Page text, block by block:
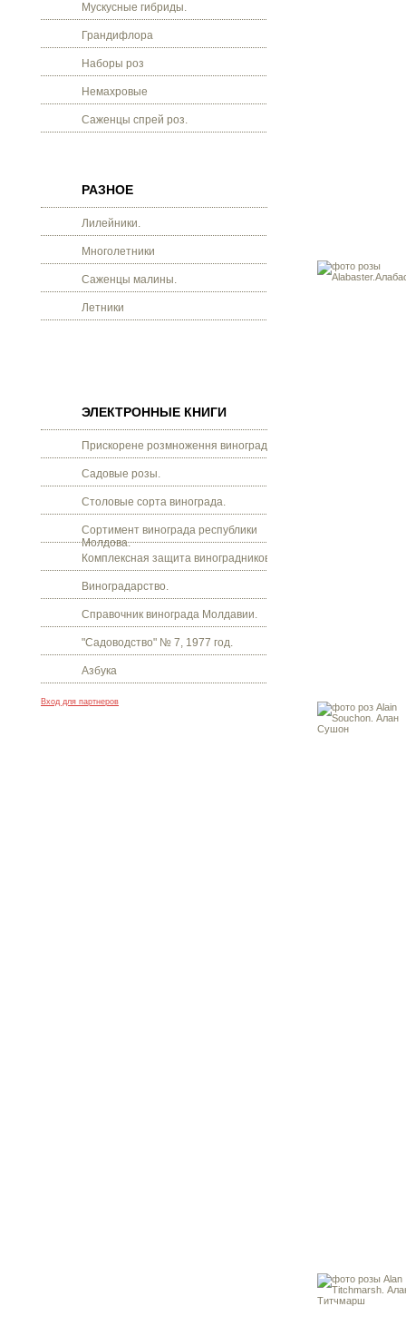
Мускусные гибриды.
Грандифлора
Наборы роз
Немахровые
Саженцы спрей роз.
РАЗНОЕ
Лилейники.
Многолетники
Саженцы малины.
Летники
ЭЛЕКТРОННЫЕ КНИГИ
Прискорене розмноження винограду.
Садовые розы.
Столовые сорта винограда.
Сортимент винограда республики
Молдова.
Комплексная защита виноградников.
Виноградарство.
Справочник винограда Молдавии.
"Садоводство" № 7, 1977 год.
Азбука
Вход для партнеров